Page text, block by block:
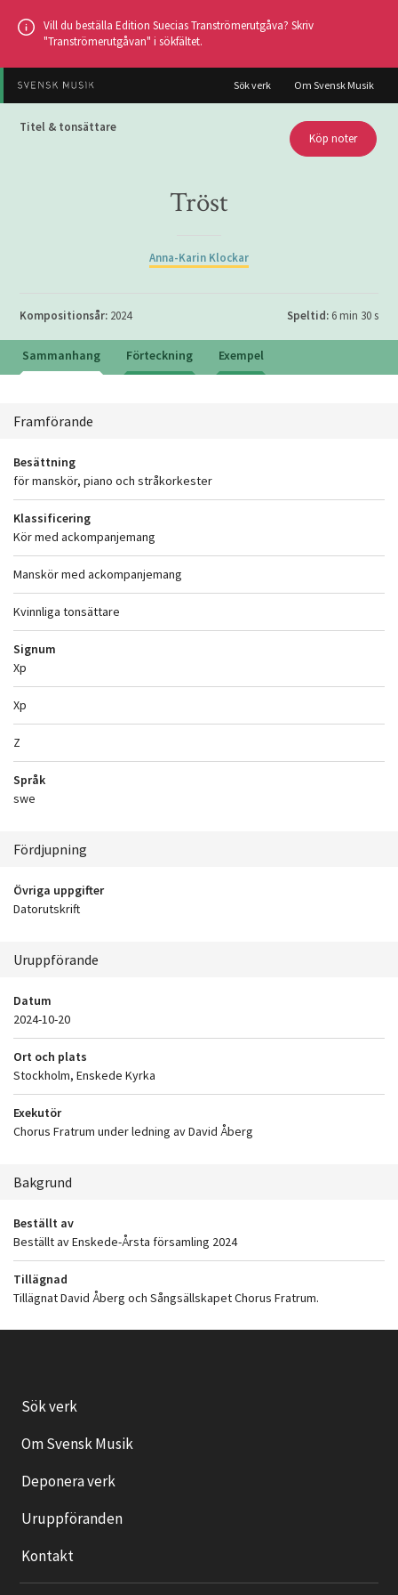
Hoppa
huvudinnehållet
Vill du beställa Edition Suecias Tranströmerutgåva? Skriv
"Tranströmerutgåvan" i sökfältet.
Sök verk Om Svensk Musik
Titel & tonsättare
Köp noter
Tröst
Anna-Karin Klockar
Kompositionsår: 2024 Speltid:6 min 30 s
Sammanhang Förteckning Exempel
Framförande
Besättning
för manskör, piano och stråkorkester
Klassificering
Kör med ackompanjemang
Manskör med ackompanjemang
Kvinnliga tonsättare
Signum
Xp
Xp
Z
Språk
swe
Fördjupning
Övriga uppgifter
Datorutskrift
Uruppförande
Datum
2024-10-20
Ort och plats
Stockholm, Enskede Kyrka
Exekutör
Chorus Fratrum under ledning av David Åberg
Bakgrund
Beställt av
Beställt av Enskede-Årsta församling 2024
Tillägnad
Tillägnat David Åberg och Sångsällskapet Chorus Fratrum.
Sök verk
Om Svensk Musik
Deponera verk
Uruppföranden
Kontakt